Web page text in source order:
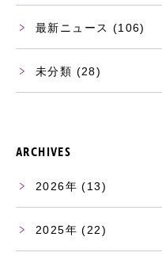
最新ニュース (106)
未分類 (28)
ARCHIVES
2026 (13)
2025 (22)